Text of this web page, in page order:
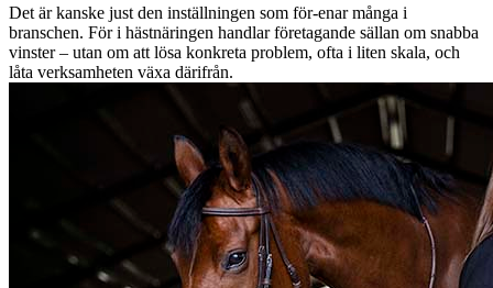
Det är kanske just den inställningen som för-enar många i
branschen. För i hästnäringen handlar företagande sällan om snabba
vinster – utan om att lösa konkreta problem, ofta i liten skala, och
låta verksamheten växa därifrån.